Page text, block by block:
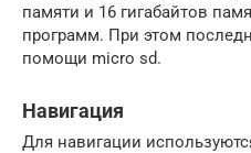
памяти и 16 гигабайтов
программ. При этом
помощи micro sd.
Навигация
Для навигации